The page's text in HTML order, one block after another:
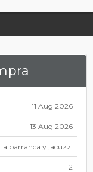
11 Aug 2026
13 Aug 2026
barranca y jacuzzi
2